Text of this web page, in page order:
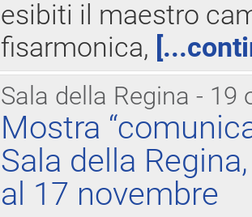
esibiti il maestro
fisarmonica,
Sala della Regina - 19
Mostra
Sala della
al 17 novembre